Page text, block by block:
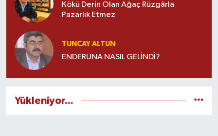
Kökü Derin Olan Ağaç Rüzgârla
Pazarlık Etmez
TUNCAY ALTUN
ENDERUNA NASIL GELİNDİ?
Yükleniyor...